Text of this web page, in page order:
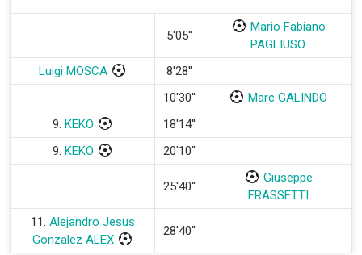
5'05''
Mario Fabiano
PAGLIUSO
Luigi MOSCA
8'28''
10'30''
Marc GALINDO
9. KEKO
18'14''
9. KEKO 20'10''
25'40''
Giuseppe
FRASSETTI
11. Alejandro Jesus
Gonzalez ALEX
28'40''